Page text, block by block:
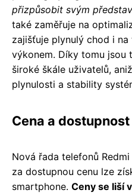
přizpůsobit svým
také zaměřuje na
zajišťuje plynulý chod i
výkonem. Díky tomu jsou
široké škále uživatelů,
plynulosti a stability
Cena a dostupnost
Nová řada telefonů
za dostupnou cenu lze
smartphone. Ceny se liší